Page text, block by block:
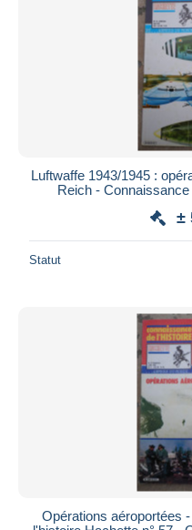
Luftwaffe 1943/1945 :
Reich -
±
Statut
Opérations aéroportées